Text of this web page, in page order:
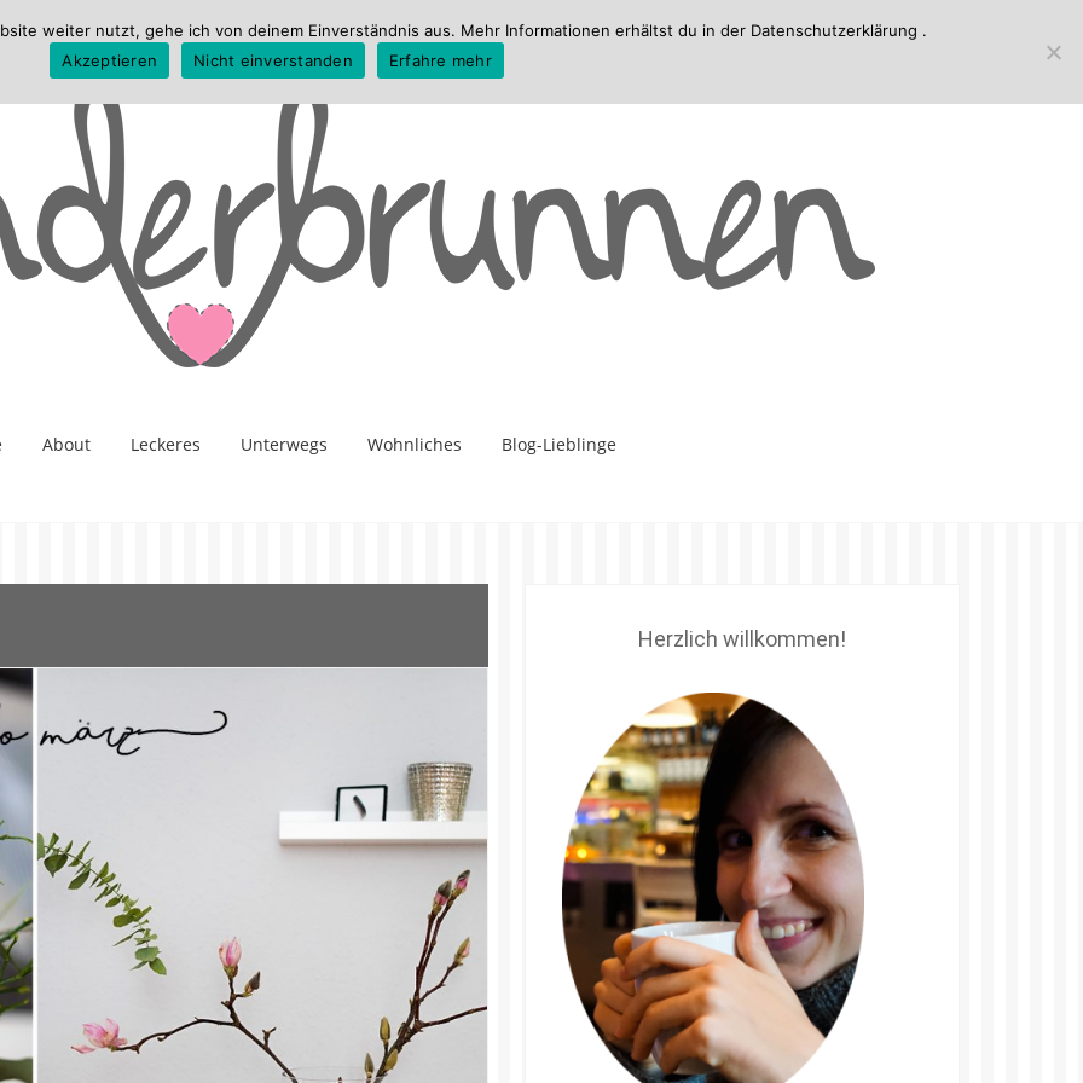
About Leckeres Unterwegs Wohnliches Blog-Lieblinge
Herzlich willkommen!
weiter nutzt, gehe ich von deinem Einverständnis aus. Mehr Informationen erhältst du in der Datenschutzerklärung .
Akzeptieren
Nicht einverstanden Erfahre mehr